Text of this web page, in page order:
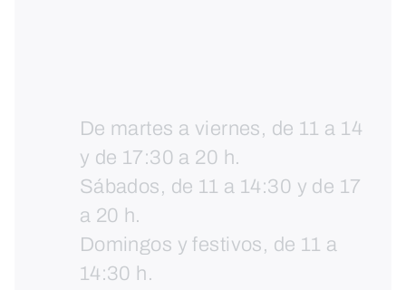
De martes a viernes, de 11 a 14
y de 17:30 a 20 h.
Sábados, de 11 a 14:30 y de 17
a 20 h.
Domingos y festivos, de 11 a
14:30 h.